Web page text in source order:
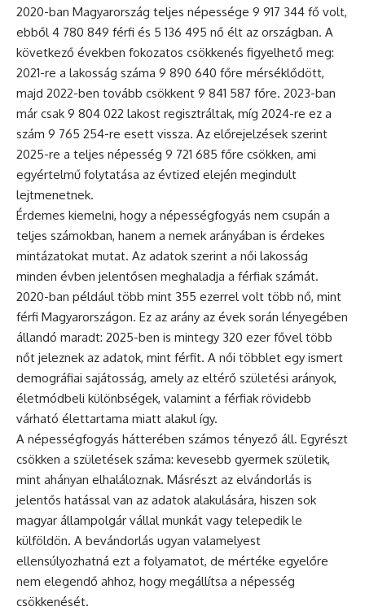
2020-ban Magyarország teljes népessége 9 917 344 fő volt,
ebből 4 780 849 férfi és 5 136 495 nő élt az országban. A
következő években fokozatos csökkenés figyelhető meg:
2021-re a lakosság száma 9 890 640 főre mérséklődött,
majd 2022-ben tovább csökkent 9 841 587 főre. 2023-ban
már csak 9 804 022 lakost regisztráltak, míg 2024-re ez a
szám 9 765 254-re esett vissza. Az előrejelzések szerint
2025-re a teljes népesség 9 721 685 főre csökken, ami
egyértelmű folytatása az évtized elején megindult
lejtmenetnek.
Érdemes kiemelni, hogy a népességfogyás nem csupán a
teljes számokban, hanem a nemek arányában is érdekes
mintázatokat mutat. Az adatok szerint a női lakosság
minden évben jelentősen meghaladja a férfiak számát.
2020-ban például több mint 355 ezerrel volt több nő, mint
férfi Magyarországon. Ez az arány az évek során lényegében
állandó maradt: 2025-ben is mintegy 320 ezer fővel több
nőt jeleznek az adatok, mint férfit. A női többlet egy ismert
demográfiai sajátosság, amely az eltérő születési arányok,
életmódbeli különbségek, valamint a férfiak rövidebb
várható élettartama miatt alakul így.
A népességfogyás hátterében számos tényező áll. Egyrészt
csökken a születések száma: kevesebb gyermek születik,
mint ahányan elhaláloznak. Másrészt az elvándorlás is
jelentős hatással van az adatok alakulására, hiszen sok
magyar állampolgár vállal munkát vagy telepedik le
külföldön. A bevándorlás ugyan valamelyest
ellensúlyozhatná ezt a folyamatot, de mértéke egyelőre
nem elegendő ahhoz, hogy megállítsa a népesség
csökkenését.